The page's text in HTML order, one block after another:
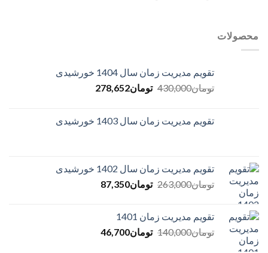
محصولات
تقویم مدیریت زمان سال 1404 خورشیدی
تومان430,000
Original
تومان430,000.
تومان278,652
Current
تومان278,652.
تقویم مدیریت زمان سال 1403 خورشیدی
تقویم مدیریت زمان سال 1402 خورشیدی
تومان263,000
Original
تومان263,000.
تومان87,350
Current
تقویم مدیریت زمان 1401
تومان140,000
Original
تومان46,700
Current